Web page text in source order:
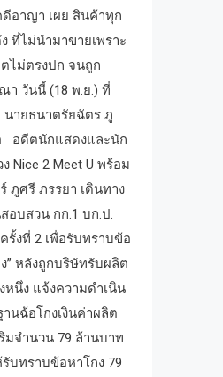
อาญา เผย สินค้าทุก
ที่ไม่นำมาขายเพราะ
ไม่ตรงปก จนถูก
า วันนี้ (18 พ.ย.) ที่
นายธนาตรัยฉัตร ภู
อดีตนักแสดงและนัก
Nice 2 Meet U พร้อม
ภูศรี ภรรยา เดินทาง
อบสวน กก.1 บก.ป.
รั้งที่ 2 เพื่อรับทราบข้อ
” หลังถูกบริษัทรับผลิต
หนึ่ง แจ้งความดำเนิน
นฉ้อโกงเงินค่าผลิต
มจำนวน 79 ล้านบาท
รับทราบข้อหาโกง 79